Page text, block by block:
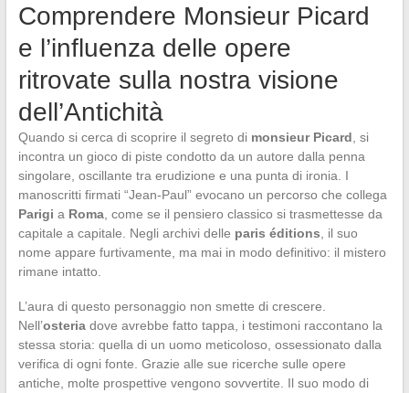
Comprendere Monsieur Picard
e l’influenza delle opere
ritrovate sulla nostra visione
dell’Antichità
Quando si cerca di scoprire il segreto di monsieur Picard , si
incontra un gioco di piste condotto da un autore dalla penna
singolare, oscillante tra erudizione e una punta di ironia. I
manoscritti firmati “Jean-Paul” evocano un percorso che collega
Parigi a Roma, come se il pensiero classico si trasmettesse da
capitale a capitale. Negli archivi delle paris éditions , il suo
nome appare furtivamente, ma mai in modo definitivo: il mistero
rimane intatto.
L’aura di questo personaggio non smette di crescere.
Nell’osteriadove avrebbe fatto tappa, i testimoni raccontano la
stessa storia: quella di un uomo meticoloso, ossessionato dalla
verifica di ogni fonte. Grazie alle sue ricerche sulle opere
antiche, molte prospettive vengono sovvertite. Il suo modo di